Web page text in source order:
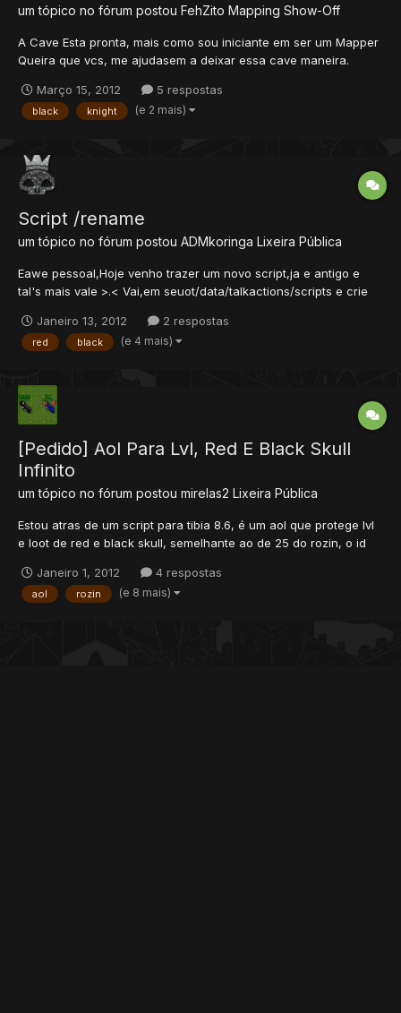
um tópico no fórum postou FehZito Mapping Show-Off
A Cave Esta pronta, mais como sou iniciante em ser um Mapper
Queira que vcs, me ajudasem a deixar essa cave maneira.
Caminho 3 A cave de Bk (primeiro andar) A cave de Bk
(Segundo andar) Falem dicas p...
Março 15, 2012 5 respostas
black knight (e 2 mais)
Script /rename
um tópico no fórum postou ADMkoringa Lixeira Pública
Eawe pessoal,Hoje venho trazer um novo script,ja e antigo e
tal's mais vale >.< Vai,em seuot/data/talkactions/scripts e crie
dentro: --Player rename by Mock the bear (MTB) function
sugested() --GName generator local cons = {...
Janeiro 13, 2012 2 respostas
red black (e 4 mais)
[Pedido] Aol Para Lvl, Red E Black Skull
Infinito
um tópico no fórum postou mirelas2 Lixeira Pública
Estou atras de um script para tibia 8.6, é um aol que protege lvl
e loot de red e black skull, semelhante ao de 25 do rozin, o id
No momento o server que estou ultilizando é o Real server 3.3 (
Map global ). do REP++++++++++
Janeiro 1, 2012 4 respostas
aol rozin (e 8 mais)